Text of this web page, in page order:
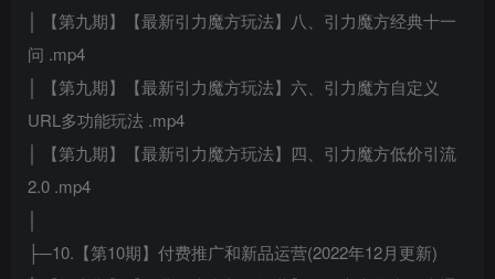
│ 【第九期】【最新引力魔方玩法】八、引力魔方经典十一
问 .mp4
│ 【第九期】【最新引力魔方玩法】六、引力魔方自定义
URL多功能玩法 .mp4
│ 【第九期】【最新引力魔方玩法】四、引力魔方低价引流
2.0 .mp4
├─10.【第10期】付费推广和新品运营(2022年12月更新)